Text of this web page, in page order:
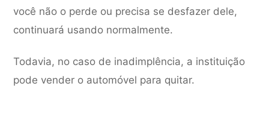
você não o perde ou precisa se desfazer dele,
continuará usando normalmente.
Todavia, no caso de inadimplência, a instituição
pode vender o automóvel para quitar.